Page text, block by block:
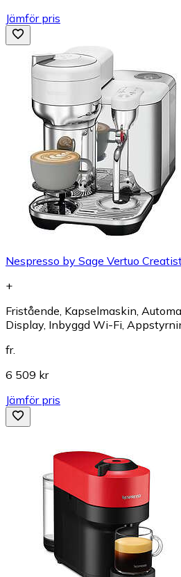
Jämför pris
Nespresso by Sage Vertuo
+
Fristående, Kapselmaskin,
Display, Inbyggd Wi-Fi,
fr.
6 509 kr
Jämför pris